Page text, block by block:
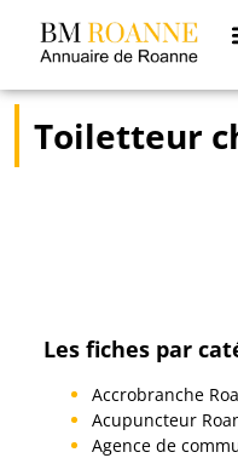
Toiletteur
Les fiches par
Accrobranche
Acupuncteur
Agence de